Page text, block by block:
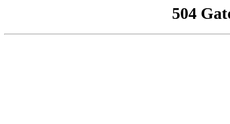
504